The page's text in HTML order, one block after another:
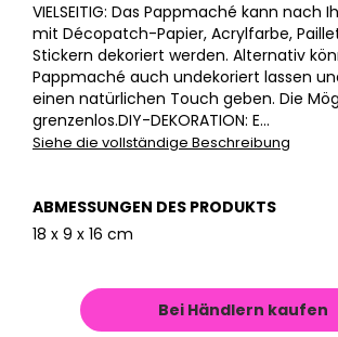
VIELSEITIG: Das Pappmaché kann nach
mit Décopatch-Papier, Acrylfarbe,
Stickern dekoriert werden. Alternativ
Pappmaché auch undekoriert lassen
einen natürlichen Touch geben. Die
grenzenlos.DIY-DEKORATION: E...
Siehe die vollständige Beschreibung
ABMESSUNGEN DES PRODUKTS
18 x 9 x 16 cm
Bei Händlern kaufen